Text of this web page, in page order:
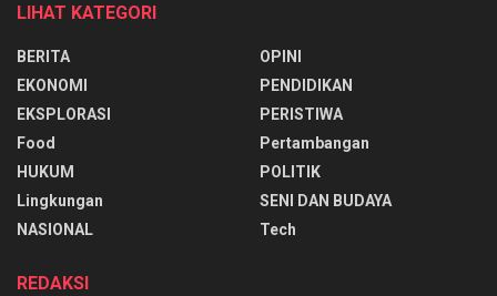
LIHAT KATEGORI
BERITA
EKONOMI
EKSPLORASI
Food
HUKUM
Lingkungan
NASIONAL
OPINI
PENDIDIKAN
PERISTIWA
Pertambangan
POLITIK
SENI DAN BUDAYA
Tech
REDAKSI